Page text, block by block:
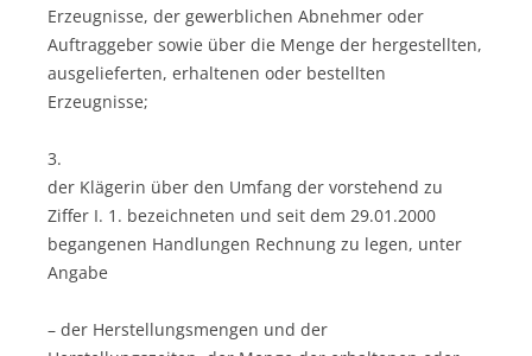
Erzeugnisse, der gewerblichen Abnehmer oder
Auftraggeber sowie über die Menge der hergestellten,
ausgelieferten, erhaltenen oder bestellten
Erzeugnisse;
3.
der Klägerin über den Umfang der vorstehend zu
Ziffer I. 1. bezeichneten und seit dem 29.01.2000
begangenen Handlungen Rechnung zu legen, unter
Angabe
– der Herstellungsmengen und der